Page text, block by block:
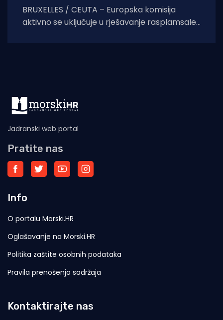
BRUXELLES / CEUTA – Europska komisija
aktivno se uključuje u rješavanje rasplamsale
Jadranski web portal
Pratite nas
Info
O portalu Morski.HR
Oglašavanje na Morski.HR
Politika zaštite osobnih podataka
Pravila prenošenja sadržaja
Kontaktirajte nas